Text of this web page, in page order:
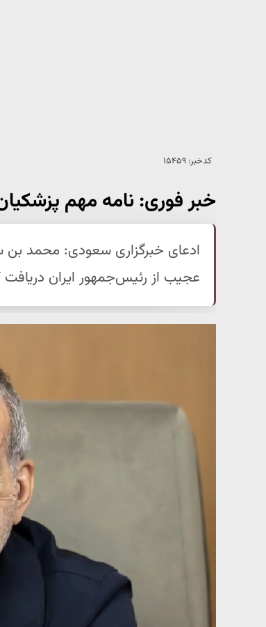
کدخبر: ۱۵۴۵۹
خبر فوری: نامه مهم
ادعای خبرگزاری سعودی: محمد بن
عجیب از رئیس‌جمهور ایران دریافت